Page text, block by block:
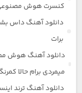
کنسرت هوش
دانلود آهنگ داس
برات
دانلود آهنگ هوش
میمردی برام حالا
دانلود آهنگ ترند